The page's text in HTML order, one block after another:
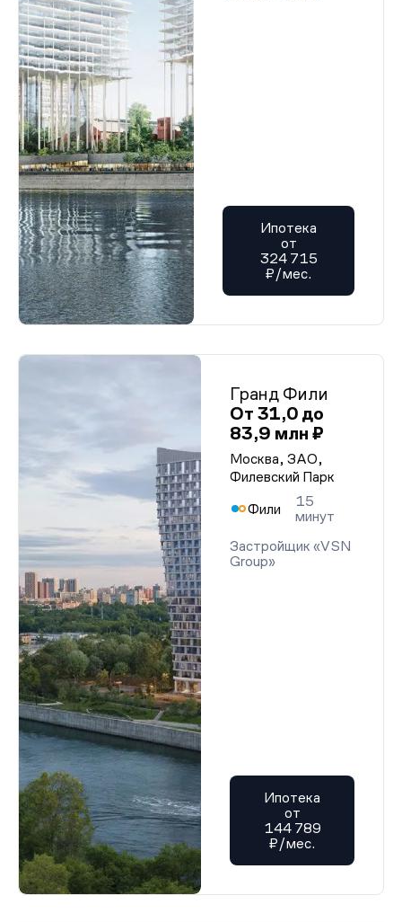
Ипотека
от
324 715
₽/мес.
Гранд Фили
От 31,0 до
83,9 млн ₽
Москва, ЗАО,
Филевский Парк
Фили
15
минут
Застройщик «VSN
Group»
Ипотека
от
144 789
₽/мес.